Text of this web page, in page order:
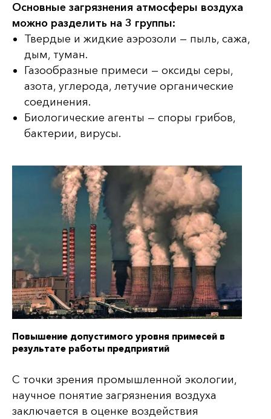
Основные загрязнения атмосферы воздуха
можно разделить на 3 группы:
Твердые и жидкие аэрозоли — пыль, сажа,
дым, туман.
Газообразные примеси — оксиды серы,
азота, углерода, летучие органические
соединения.
Биологические агенты — споры грибов,
бактерии, вирусы.
Повышение допустимого уровня примесей в
результате работы предприятий
С точки зрения промышленной экологии,
научное понятие загрязнения воздуха
заключается в оценке воздействия